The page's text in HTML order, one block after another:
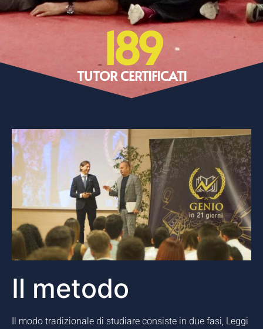
TUTOR CERTIFICATI
189
Il metodo
Il modo tradizionale di studiare consiste in due fasi, Leggi